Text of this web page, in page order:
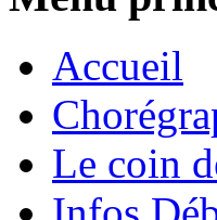
Accueil
Le coin